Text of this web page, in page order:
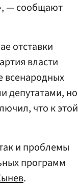
— сообщают
отставки
власти
всенародных
депутатами, но
что к этой
и проблемы
программ
.